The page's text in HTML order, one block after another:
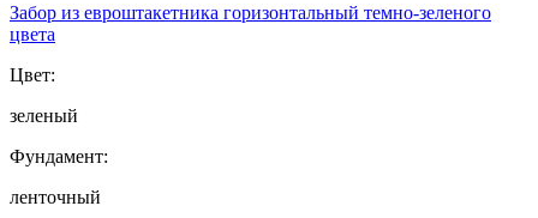
Забор из евроштакетника горизонтальный темно-зеленого
цвета
Цвет:
зеленый
Фундамент:
ленточный